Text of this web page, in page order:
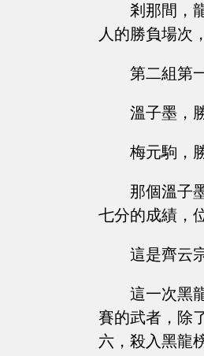
剎那間，
人的勝負場次
第二組第
溫子墨，
梅元駒，
那個溫子
七分的成績，
這是齊云
這一次黑
賽的武者，除
六，殺入黑龍